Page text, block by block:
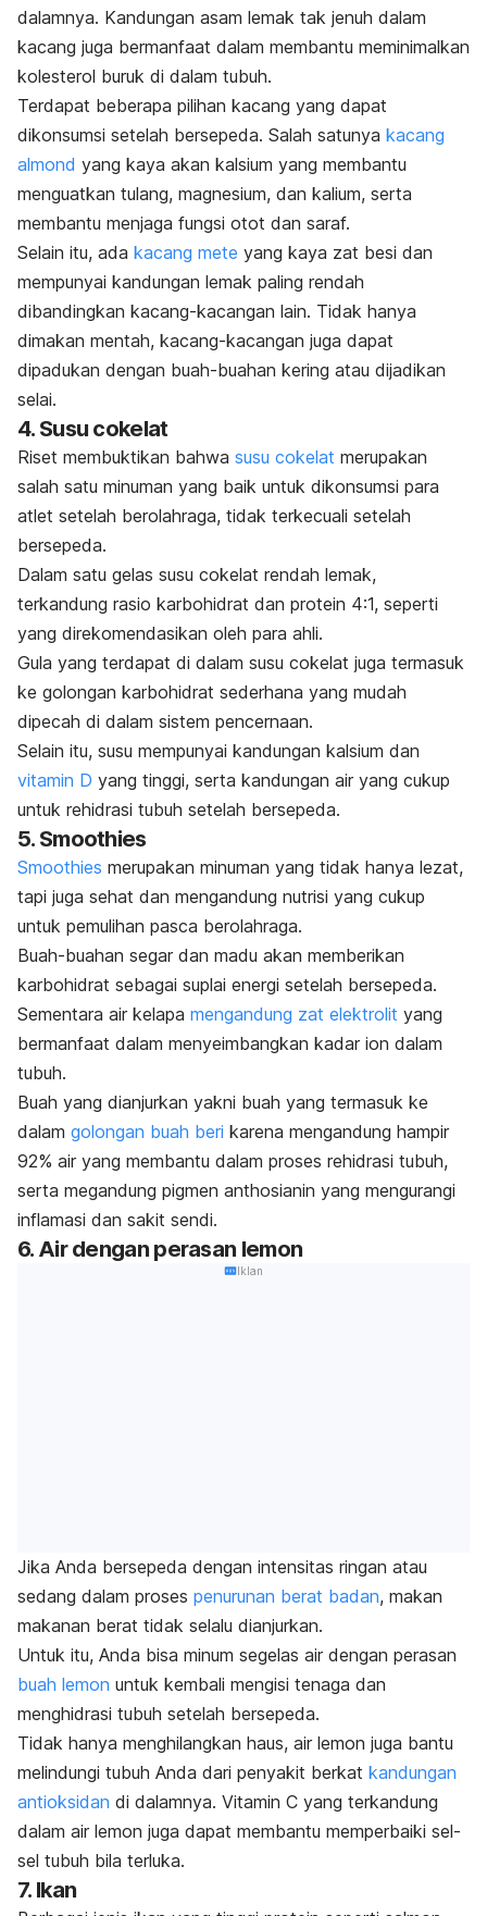
dalamnya. Kandungan asam lemak tak jenuh dalam
kacang juga bermanfaat dalam membantu meminimalkan
kolesterol buruk di dalam tubuh.
Terdapat beberapa pilihan kacang yang dapat
dikonsumsi setelah bersepeda. Salah satunya kacang
almond yang kaya akan kalsium yang membantu
menguatkan tulang, magnesium, dan kalium, serta
membantu menjaga fungsi otot dan saraf.
Selain itu, ada kacang mete yang kaya zat besi dan
mempunyai kandungan lemak paling rendah
dibandingkan kacang-kacangan lain. Tidak hanya
dimakan mentah, kacang-kacangan juga dapat
dipadukan dengan buah-buahan kering atau dijadikan
selai.
4. Susu cokelat
Riset membuktikan bahwa susu cokelat merupakan
salah satu minuman yang baik untuk dikonsumsi para
atlet setelah berolahraga, tidak terkecuali setelah
bersepeda.
Dalam satu gelas susu cokelat rendah lemak,
terkandung rasio karbohidrat dan protein 4:1, seperti
yang direkomendasikan oleh para ahli.
Gula yang terdapat di dalam susu cokelat juga termasuk
ke golongan karbohidrat sederhana yang mudah
dipecah di dalam sistem pencernaan.
Selain itu, susu mempunyai kandungan kalsium dan
vitamin D yang tinggi, serta kandungan air yang cukup
untuk rehidrasi tubuh setelah bersepeda.
5. Smoothies
Smoothies merupakan minuman yang tidak hanya lezat,
tapi juga sehat dan mengandung nutrisi yang cukup
untuk pemulihan pasca berolahraga.
Buah-buahan segar dan madu akan memberikan
karbohidrat sebagai suplai energi setelah bersepeda.
Sementara air kelapa mengandung zat elektrolit yang
bermanfaat dalam menyeimbangkan kadar ion dalam
tubuh.
Buah yang dianjurkan yakni buah yang termasuk ke
dalam golongan buah beri karena mengandung hampir
92% air yang membantu dalam proses rehidrasi tubuh,
serta megandung pigmen anthosianin yang mengurangi
inflamasi dan sakit sendi.
6. Air dengan perasan lemon
Iklan
Jika Anda bersepeda dengan intensitas ringan atau
sedang dalam proses penurunan berat badan, makan
makanan berat tidak selalu dianjurkan.
Untuk itu, Anda bisa minum segelas air dengan perasan
buah lemon untuk kembali mengisi tenaga dan
menghidrasi tubuh setelah bersepeda.
Tidak hanya menghilangkan haus, air lemon juga bantu
melindungi tubuh Anda dari penyakit berkat kandungan
antioksidan di dalamnya. Vitamin C yang terkandung
dalam air lemon juga dapat membantu memperbaiki sel-
sel tubuh bila terluka.
7. Ikan